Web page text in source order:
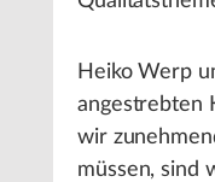
Heiko Werp
angestrebten
wir
müssen, sind